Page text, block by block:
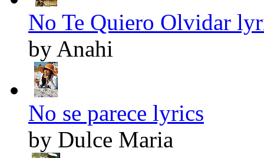
No Te Quiero Olvidar
by Anahi
No se parece lyrics
by Dulce Maria